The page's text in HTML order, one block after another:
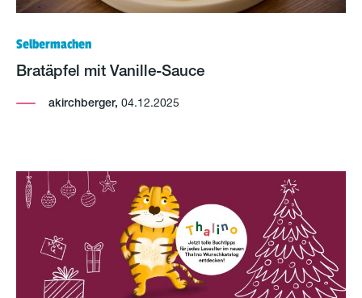
Selbermachen
Bratäpfel mit Vanille-Sauce
akirchberger, 04.12.2025